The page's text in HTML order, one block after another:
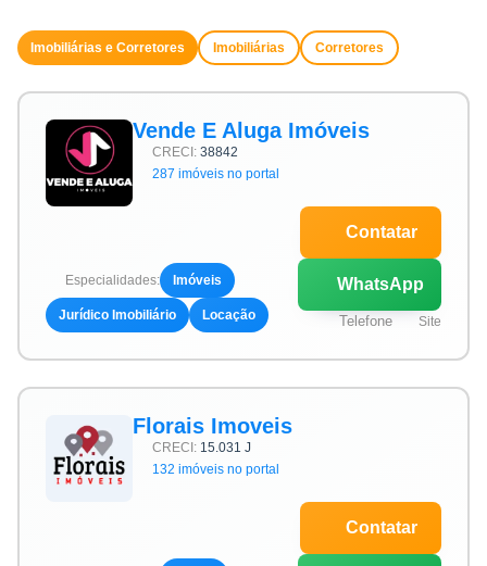
Imobiliárias e Corretores Imobiliárias Corretores
Vende E Aluga Imóveis
CRECI: 38842
287 imóveis no portal
Especialidades: Imóveis
Jurídico Imobiliário Locação
Contatar
WhatsApp
Telefone Site
Florais Imoveis
CRECI: 15.031 J
132 imóveis no portal
Contatar